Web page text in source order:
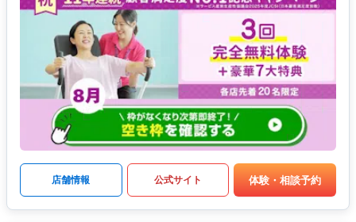
店舗情報 公式サイト 体験・相談予約